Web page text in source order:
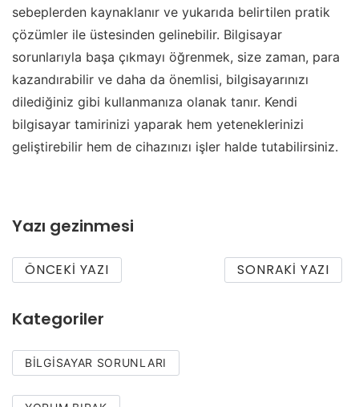
sebeplerden kaynaklanır ve yukarıda belirtilen pratik
çözümler ile üstesinden gelinebilir. Bilgisayar
sorunlarıyla başa çıkmayı öğrenmek, size zaman, para
kazandırabilir ve daha da önemlisi, bilgisayarınızı
dilediğiniz gibi kullanmanıza olanak tanır. Kendi
bilgisayar tamirinizi yaparak hem yeteneklerinizi
geliştirebilir hem de cihazınızı işler halde tutabilirsiniz.
Yazı gezinmesi
ÖNCEKI YAZI SONRAKI YAZI
Kategoriler
BILGISAYAR SORUNLARI